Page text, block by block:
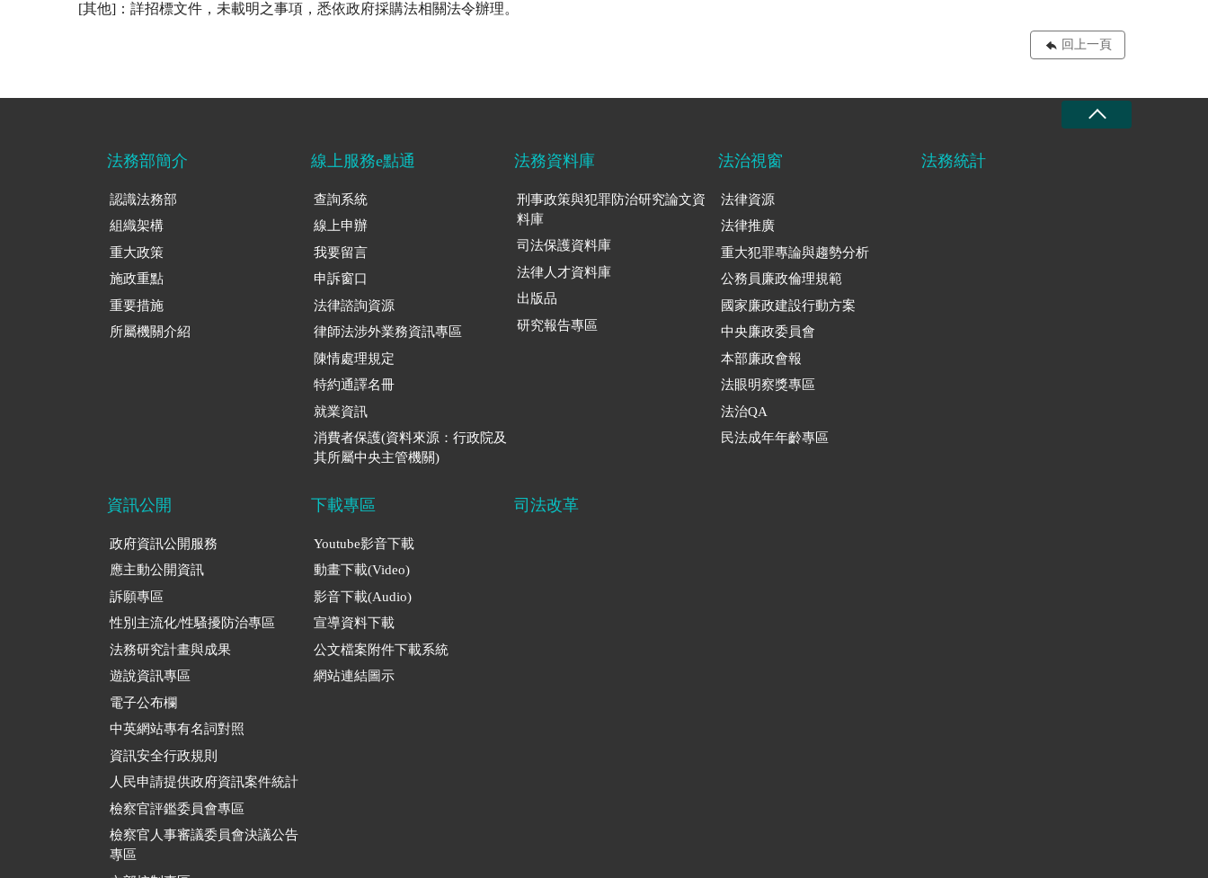
[其他]：詳招標文件，未載明之事項，悉依政府採購法相關法令辦理。
回上一頁
法務部簡介
認識法務部
組織架構
重大政策
施政重點
重要措施
所屬機關介紹
線上服務e點通
查詢系統
線上申辦
我要留言
申訴窗口
法律諮詢資源
律師法涉外業務資訊專區
陳情處理規定
特約通譯名冊
就業資訊
消費者保護(資料來源：行政院及
其所屬中央主管機關)
法務資料庫
刑事政策與犯罪防治研究論文資
料庫
司法保護資料庫
法律人才資料庫
出版品
研究報告專區
法治視窗
法律資源
法律推廣
重大犯罪專論與趨勢分析
公務員廉政倫理規範
國家廉政建設行動方案
中央廉政委員會
本部廉政會報
法眼明察獎專區
法治QA
民法成年年齡專區
法務統計
資訊公開
政府資訊公開服務
應主動公開資訊
訴願專區
性別主流化/性騷擾防治專區
法務研究計畫與成果
遊說資訊專區
電子公布欄
中英網站專有名詞對照
資訊安全行政規則
人民申請提供政府資訊案件統計
檢察官評鑑委員會專區
檢察官人事審議委員會決議公告
專區
下載專區
Youtube影音下載
動畫下載(Video)
影音下載(Audio)
宣導資料下載
公文檔案附件下載系統
網站連結圖示
司法改革